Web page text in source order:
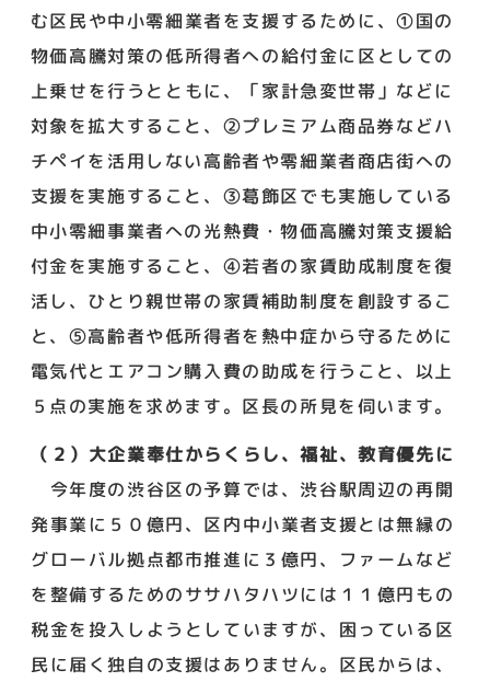
む区民や中小零細業者を支援するために、①国の
物価高騰対策の低所得者への給付金に区としての
上乗せを行うとともに、「家計急変世帯」などに
対象を拡大すること、②プレミアム商品券などハ
チペイを活用しない高齢者や零細業者商店街への
支援を実施すること、③葛飾区でも実施している
中小零細事業者への光熱費・物価高騰対策支援給
付金を実施すること、④若者の家賃助成制度を復
活し、ひとり親世帯の家賃補助制度を創設するこ
と、⑤高齢者や低所得者を熱中症から守るために
電気代とエアコン購入費の助成を行うこと、以上
５点の実施を求めます。区長の所見を伺います。
（２）大企業奉仕からくらし、福祉、教育優先に
今年度の渋谷区の予算では、渋谷駅周辺の再開
発事業に５０億円、区内中小業者支援とは無縁の
グローバル拠点都市推進に３億円、ファームなど
を整備するためのササハタハツには１１億円もの
税金を投入しようとしていますが、困っている区
民に届く独自の支援はありません。区民からは、